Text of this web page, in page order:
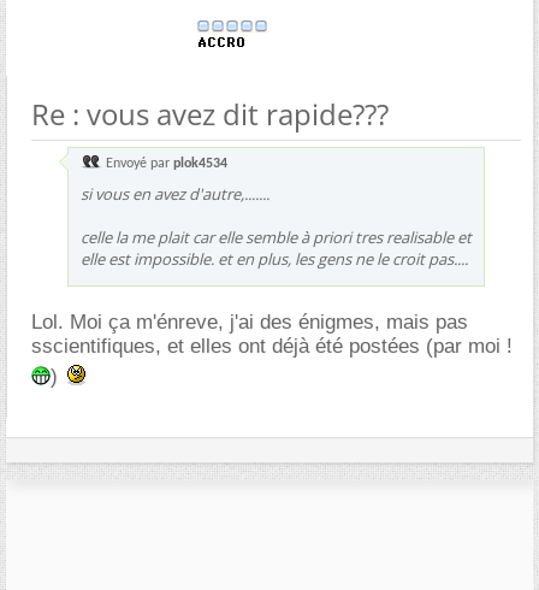
Re : vous avez dit rapide???
Envoyé par plok4534
si vous en avez d'autre,.......
celle la me plait car elle semble à priori tres realisable et
elle est impossible. et en plus, les gens ne le croit pas....
Lol. Moi ça m'énreve, j'ai des énigmes, mais pas
sscientifiques, et elles ont déjà été postées (par moi !
)